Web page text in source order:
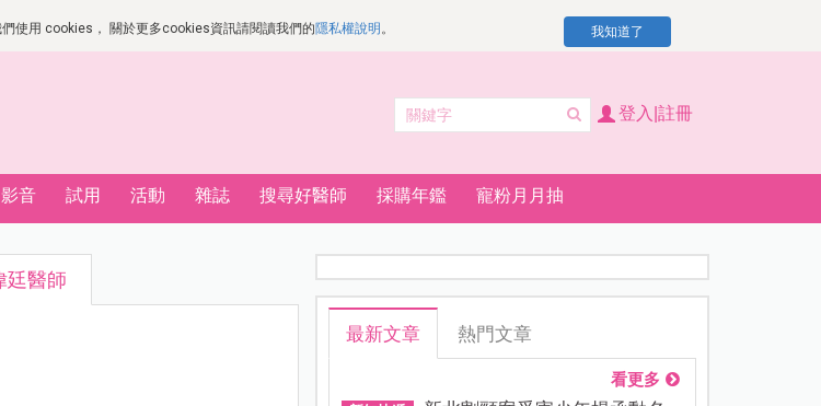
使用 cookies， 關於更多cookies資訊請閱讀我們的隱私權說明 。 我知道了
登入|註冊
影音 試用 活動 雜誌 搜尋好醫師 採購年鑑 寵粉月月抽
廷醫師
最新文章 熱門文章
看更多